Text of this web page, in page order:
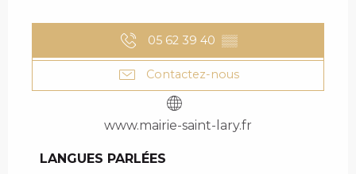
05 62 39 40 ▒▒
Contactez-nous
www.mairie-saint-lary.fr
LANGUES PARLÉES
LANGUES PARLÉES